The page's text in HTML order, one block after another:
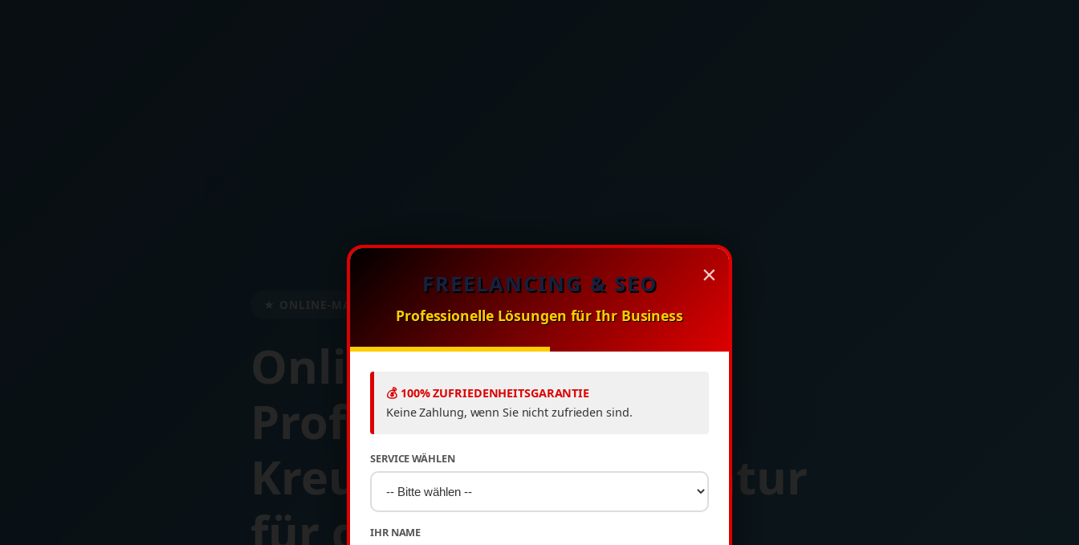
×
FREELANCING & SEO
Professionelle Lösungen für Ihr Business
💰 100% ZUFRIEDENHEITSGARANTIE
Keine Zahlung, wenn Sie nicht zufrieden sind.
SERVICE WÄHLEN
IHR NAME
★ ONLINE-MARKETING EXPERTEN IN KREUZBERG
Online-Marketing
Professionell in
Kreuzberg: Ihre Agentur
für digitale Exzellenz